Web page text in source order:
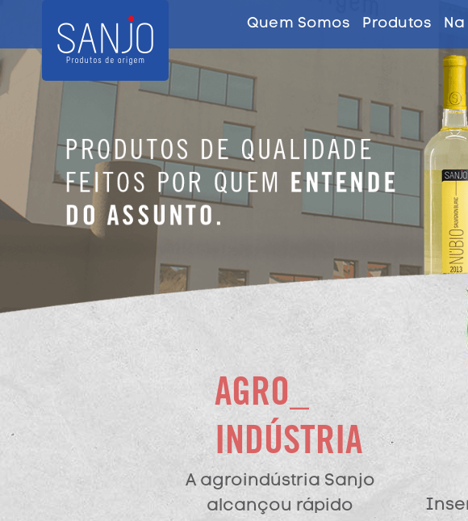
Quem Somos Produtos
AGRO_
INDÚSTRIA
A agroindústria Sanjo
alcançou rápido